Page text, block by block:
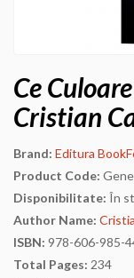
Ce
Cristian
Brand: Editura
Product Code:
Disponibilitate: În
Author Name:
ISBN: 978-606-985-
Total Pages: 234